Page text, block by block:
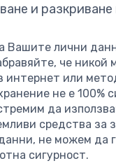
и
Вашите лични
че никой
интернет или
не е 100%
да
средства за
не можем да
сигурност.